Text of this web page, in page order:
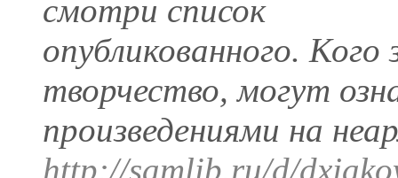
смотри cписок
опубликованного. Кого
творчество, могут
произведениями на
http://samlib.ru/d/